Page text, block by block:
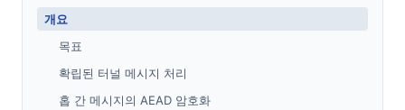
개요
목표
확립된 터널 메시지 처리
홉 간 메시지의 AEAD 암호화